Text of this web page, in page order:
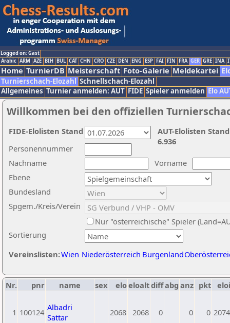
Logged on: Gast
Arabic ARM AZE BIH BUL CAT CHN CRO CZE DEN ENG ESP FAI FIN FRA GER GRE INA
Home TurnierDB Meisterschaft Foto-Galerie Meldekartei
Turnierschach-Elozahl Schnellschach-Elozahl
Allgemeines Turnier anmelden: AUT FIDE Spieler anmelden Elo
Willkommen bei den offiziellen
Nachname
Vorname
Ebene
Sortierung
Personennummer
Bundesland
Spgem./Kreis/Verein
Nur "österreichische" Spieler
Vereinslisten:Wien Niederösterreich Burgenland
AUT-Elolisten
6.936
FIDE-Elolisten Stand
Nr. pnr name sex eloeloaltdiffabg anz pkt eloi
1 100124 Albadri
Sattar
2068 2068 0 0 0 2074